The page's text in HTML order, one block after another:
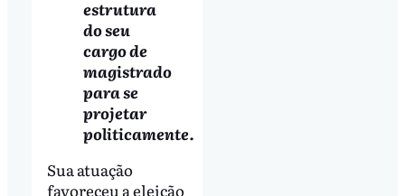
estrutura
do seu
cargo de
magistrado
para se
projetar
politicamente.
Sua atuação
favoreceu a eleição